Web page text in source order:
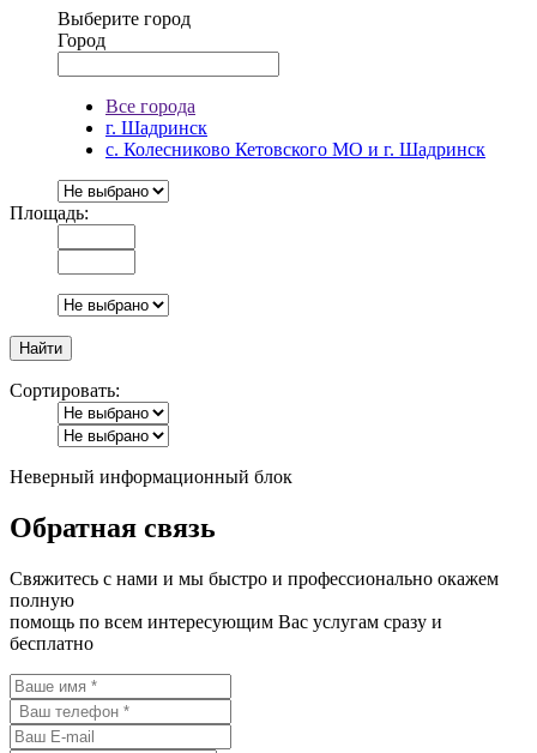
Выберите город
Город
Все города
г. Шадринск
с. Колесниково Кетовского МО и г. Шадринск
Площадь:
Сортировать:
Неверный информационный блок
Обратная связь
Свяжитесь с нами и мы быстро и профессионально окажем
полную
помощь по всем интересующим Вас услугам сразу и
бесплатно